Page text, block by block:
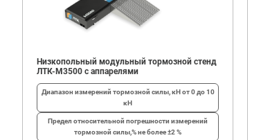
Низкопольный модульный тормозной стенд
ЛТК-М3500 с аппарелями
Диапазон измерений тормозной силы, кНот 0 до 10
кН
Предел относительной погрешности измерений
тормозной силы,%не более ±2 %